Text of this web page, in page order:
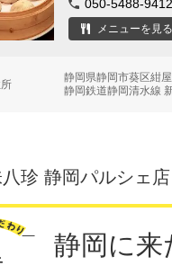
050-5488-9412
メニューを見る
静岡県静岡市葵区紺
静岡鉄道静岡清水線
珍 静岡パルシェ店
静岡に来